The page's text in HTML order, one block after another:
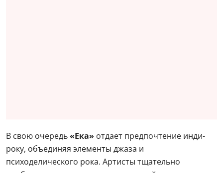
В свою очередь«Ека» отдает предпочтение инди-
року, объединяя элементы джаза и
психоделического рока. Артисты тщательно